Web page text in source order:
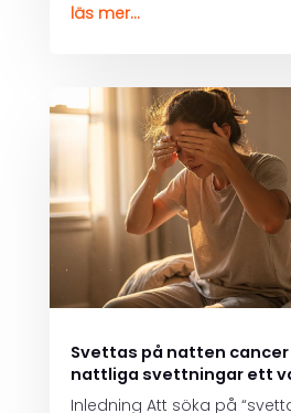
läs mer...
Svettas på natten cancer
nattliga svettningar ett
Inledning Att söka på